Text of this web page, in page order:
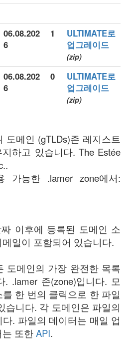
06.08.202
6
1
ULTIMATE로
업그레이드
(zip)
06.08.202
6
0
ULTIMATE로
업그레이드
(zip)
도메인 (gTLDs)존 레지스트
하고 있습니다. The Estée
가능한 .lamer zone에서:
이후에 등록된 도메인 소
일이 포함되어 있습니다.
도메인의 가장 완전한 목록
. .lamer 존(zone)입니다. 모
한 번의 클릭으로 한 파일
습니다. 각 도메인은 파일의
. 파일의 데이터는 매일 업
또한API.